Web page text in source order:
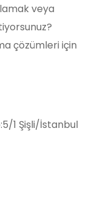
veya
çözümleri için
1 Şişli/İstanbul